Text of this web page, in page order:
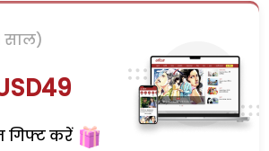
साल)
गिफ्ट करें